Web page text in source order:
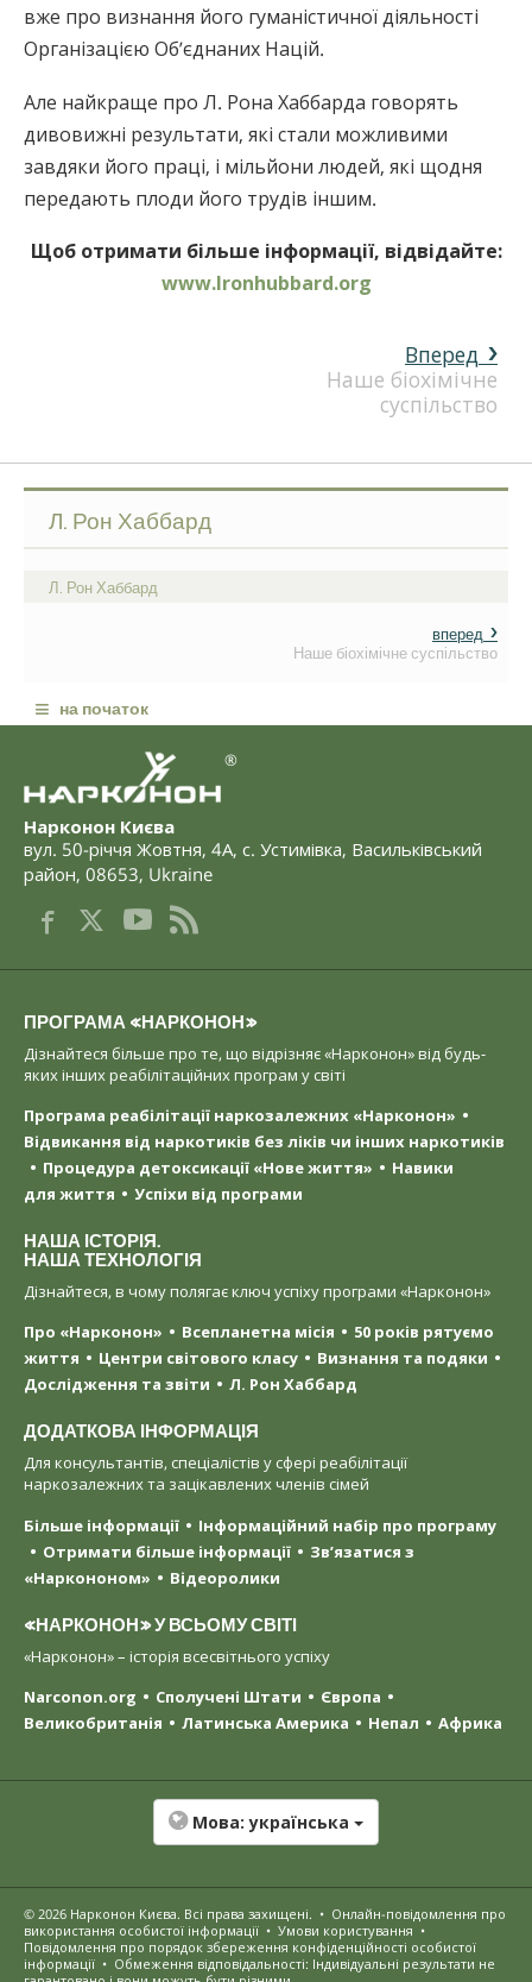
вже про визнання його гуманістичної діяльності
Організацією Об’єднаних Націй.
Але найкраще про Л. Рона Хаббарда говорять
дивовижні результати, які стали можливими
завдяки його праці, і мільйони людей, які щодня
передають плоди його трудів іншим.
Щоб отримати більше інформації, відвідайте:
www.lronhubbard.org
Вперед
Наше біохімічне
суспільство
Л. Рон Хаббард
Л. Рон Хаббард
вперед
Наше біохімічне суспільство
≡ на початок
®
Нарконон Києва
вул. 50-річчя Жовтня, 4А, с. Устимівка, Васильківський
район, 08653, Ukraine
ПРОГРАМА «НАРКОНОН»
Дізнайтеся більше про те, що відрізняє «Нарконон» від будь-
яких інших реабілітаційних програм у світі
Програма реабілітації наркозалежних «Нарконон»
Відвикання від наркотиків без ліків чи інших наркотиків
Процедура детоксикації «Нове життя»
Навики
для життя
Успіхи від програми
НАША ІСТОРІЯ.
НАША ТЕХНОЛОГІЯ
Дізнайтеся, в чому полягає ключ успіху програми «Нарконон»
Про «Нарконон»
Всепланетна місія
50 років рятуємо
життя
Центри світового класу
Визнання та подяки
Дослідження та звіти
Л. Рон Хаббард
ДОДАТКОВА ІНФОРМАЦІЯ
Для консультантів, спеціалістів у сфері реабілітації
наркозалежних та зацікавлених членів сімей
Більше інформації
Інформаційний набір про програму
Отримати більше інформації
Зв’язатися з
«Наркононом»
Відеоролики
«НАРКОНОН» У ВСЬОМУ СВІТІ
«Нарконон» – історія всесвітнього успіху
Narconon.org
Сполучені Штати
Європа
Великобританія
Латинська Америка Непал Африка
Мова: українська
© 2026 Нарконон Києва. Всі права захищені. • Онлайн-повідомлення про
використання особистої інформації • Умови користування •
Повідомлення про порядок збереження конфіденційності особистої
інформації • Обмеження відповідальності: Індивідуальні результати не